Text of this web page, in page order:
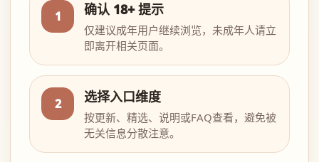
1 确认 18+ 提示
仅建议成年用户继续浏览，未成年人请立
即离开相关页面。
2 选择入口维度
按更新、精选、说明或FAQ查看，避免被
无关信息分散注意。